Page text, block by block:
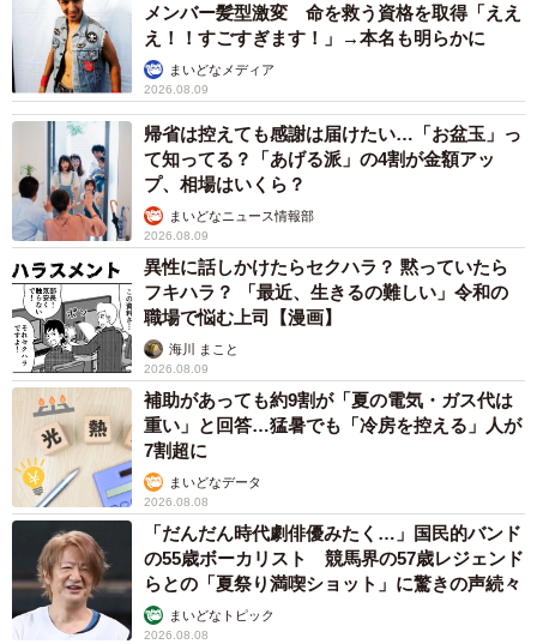
メンバー髪型激変 命を救う資格を取得「ええ
え！！すごすぎます！」→本名も明らかに
まいどなメディア
2026.08.09
帰省は控えても感謝は届けたい…「お盆玉」っ
て知ってる？「あげる派」の4割が金額アッ
プ、相場はいくら？
まいどなニュース情報部
2026.08.09
異性に話しかけたらセクハラ？ 黙っていたら
フキハラ？ 「最近、生きるの難しい」令和の
職場で悩む上司【漫画】
海川 まこと
2026.08.09
補助があっても約9割が「夏の電気・ガス代は
重い」と回答…猛暑でも「冷房を控える」人が
7割超に
まいどなデータ
2026.08.08
「だんだん時代劇俳優みたく…」国民的バンド
の55歳ボーカリスト 競馬界の57歳レジェンド
らとの「夏祭り満喫ショット」に驚きの声続々
まいどなトピック
2026.08.08